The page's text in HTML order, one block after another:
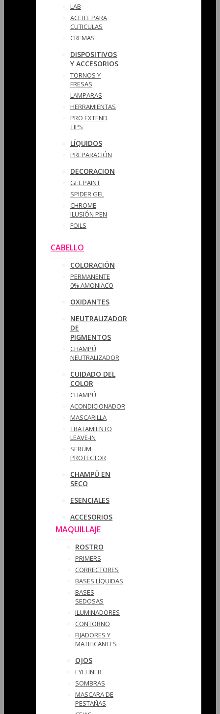
LAB
ACEITE PARA
CUTICULAS
CREMAS
DISPOSITIVOS
Y ACCESORIOS
TORNOS Y
FRESAS
LAMPARAS
HERRAMIENTAS
PRO EXTEND
TIPS
LÍQUIDOS
PREPARACIÓN
DECORACION
GEL PAINT
SPIDER GEL
CHROME
ILUSIÓN PEN
FOILS
CABELLO
COLORACIÓN
PERMANENTE
0% AMONIACO
OXIDANTES
NEUTRALIZADOR
DE
PIGMENTOS
CHAMPÚ
NEUTRALIZADOR
CUIDADO DEL
COLOR
CHAMPÚ
ACONDICIONADOR
MASCARILLA
TRATAMIENTO
LEAVE-IN
SERUM
PROTECTOR
CHAMPÚ EN
SECO
ESENCIALES
ACCESORIOS
MAQUILLAJE
ROSTRO
PRIMERS
CORRECTORES
BASES LÍQUIDAS
BASES
SEDOSAS
ILUMINADORES
CONTORNO
FIJADORES Y
MATIFICANTES
OJOS
EYELINER
SOMBRAS
MASCARA DE
PESTAÑAS